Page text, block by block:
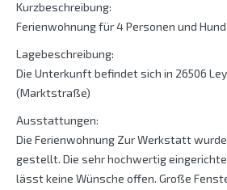
Kurzbeschreibung:
Ferienwohnung für 4 Personen und Hund
Lagebeschreibung:
Die Unterkunft befindet sich in 26506
(Marktstraße)
Ausstattungen:
Die Ferienwohnung Zur Werkstatt
gestellt. Die sehr hochwertig
lässt keine Wünsche offen. Große